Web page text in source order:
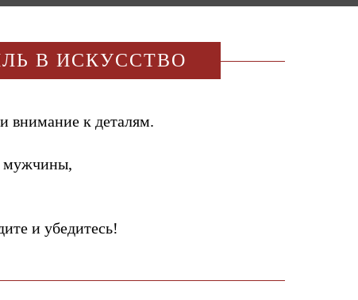
В ИСКУССТВО
внимание к деталям.
мужчины,
и убедитесь!